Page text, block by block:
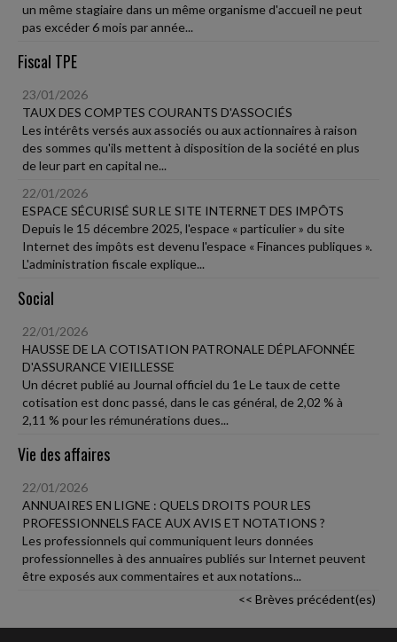
un même stagiaire dans un même organisme d'accueil ne peut
pas excéder 6 mois par année...
Fiscal TPE
23/01/2026
TAUX DES COMPTES COURANTS D'ASSOCIÉS
Les intérêts versés aux associés ou aux actionnaires à raison
des sommes qu'ils mettent à disposition de la société en plus
de leur part en capital ne...
22/01/2026
ESPACE SÉCURISÉ SUR LE SITE INTERNET DES IMPÔTS
Depuis le 15 décembre 2025, l'espace « particulier » du site
Internet des impôts est devenu l'espace « Finances publiques ».
L'administration fiscale explique...
Social
22/01/2026
HAUSSE DE LA COTISATION PATRONALE DÉPLAFONNÉE
D'ASSURANCE VIEILLESSE
Un décret publié au Journal officiel du 1e Le taux de cette
cotisation est donc passé, dans le cas général, de 2,02 % à
2,11 % pour les rémunérations dues...
Vie des affaires
22/01/2026
ANNUAIRES EN LIGNE : QUELS DROITS POUR LES
PROFESSIONNELS FACE AUX AVIS ET NOTATIONS ?
Les professionnels qui communiquent leurs données
professionnelles à des annuaires publiés sur Internet peuvent
être exposés aux commentaires et aux notations...
<< Brèves précédent(es)